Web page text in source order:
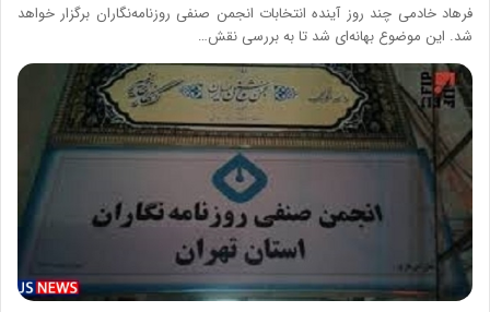
فرهاد خادمی چند روز آینده انتخابات انجمن صنفی روزنامه‌نگاران برگزار خواهد
شد. این موضوع بهانه‌ای شد تا به بررسی نقش…